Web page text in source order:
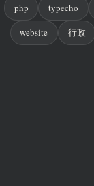
php typecho
website 行政